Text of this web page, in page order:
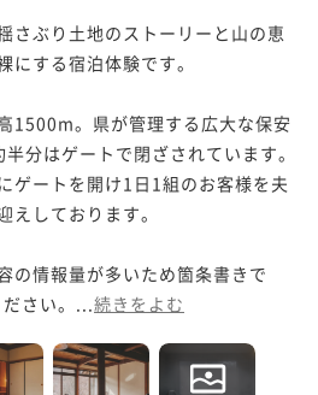
さぶり土地のストーリーと山の恵
にする宿泊体験です。
1500m。県が管理する広大な保安
分はゲートで閉ざされています。
ゲートを開け1日1組のお客様を夫
えしております。
の情報量が多いため箇条書きで
さい。... 続きをよむ